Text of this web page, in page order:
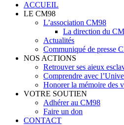
ACCUEIL
LE CM98
L’association CM98
La direction du
Actualités
Communiqué de presse
NOS ACTIONS
Retrouver ses aieux
Comprendre avec
Honorer la mémoire des
VOTRE SOUTIEN
Adhérer au CM98
Faire un don
CONTACT